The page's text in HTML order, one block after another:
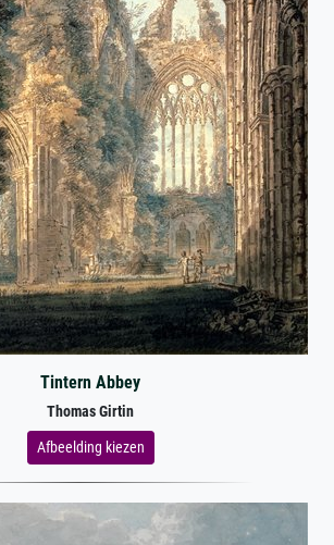
Tintern Abbey
Thomas Girtin
Afbeelding kiezen